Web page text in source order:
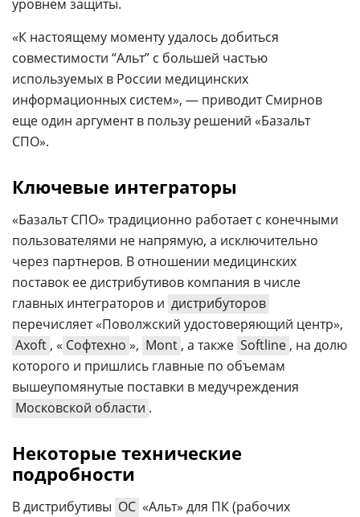
уровнем защиты.
«К настоящему моменту удалось добиться
совместимости “Альт” с большей частью
используемых в России медицинских
информационных систем», — приводит Смирнов
еще один аргумент в пользу решений «Базальт
СПО».
Ключевые интеграторы
«Базальт СПО» традиционно работает с конечными
пользователями не напрямую, а исключительно
через партнеров. В отношении медицинских
поставок ее дистрибутивов компания в числе
главных интеграторов и дистрибуторов
перечисляет «Поволжский удостоверяющий центр»,
Axoft, « Софтехно », Mont, а также Softline, на долю
которого и пришлись главные по объемам
вышеупомянутые поставки в медучреждения
Московской области .
Некоторые технические
подробности
В дистрибутивы ОС «Альт» для ПК (рабочих